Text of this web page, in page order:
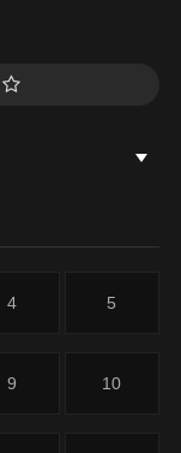
4 5
9 10